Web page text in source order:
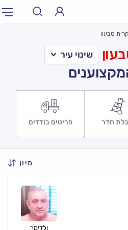
טבעון
חדר פריטים בודדים
מיון
ולדימר